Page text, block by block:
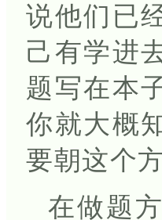
说他们已
己有学进
题写在本
你就大概
要朝这个
在做题